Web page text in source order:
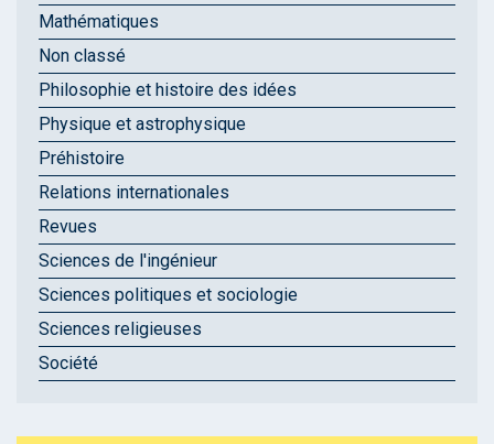
Mathématiques
Non classé
Philosophie et histoire des idées
Physique et astrophysique
Préhistoire
Relations internationales
Revues
Sciences de l'ingénieur
Sciences politiques et sociologie
Sciences religieuses
Société